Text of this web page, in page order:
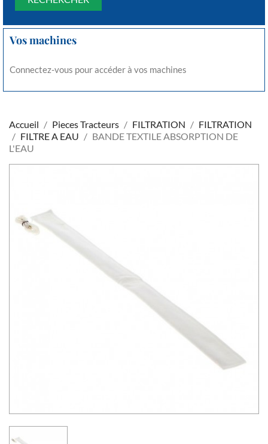
Vos machines
Connectez-vous pour accéder à vos machines
Accueil Pieces Tracteurs FILTRATION
FILTRATION
FILTRE A EAU
BANDE TEXTILE ABSORPTION DE
L'EAU